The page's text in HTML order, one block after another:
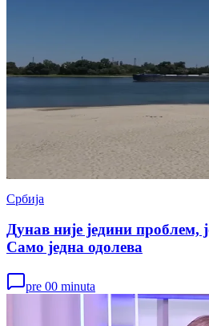
Србија
Дунав није једини проблем,
Само једна одолева
pre 00 minuta